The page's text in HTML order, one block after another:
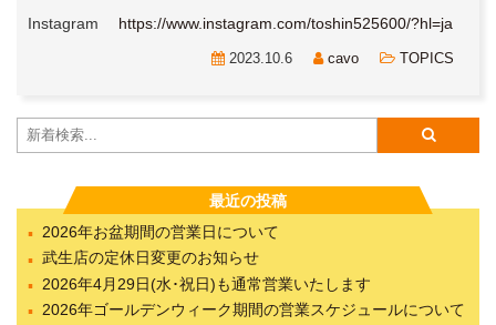
Instagram https://www.instagram.com/toshin525600/?hl=ja
2023.10.6 cavo TOPICS
最近の投稿
2026年お盆期間の営業日について
武生店の定休日変更のお知らせ
2026年4月29日(水･祝日)も通常営業いたします
2026年ゴールデンウィーク期間の営業スケジュールについて